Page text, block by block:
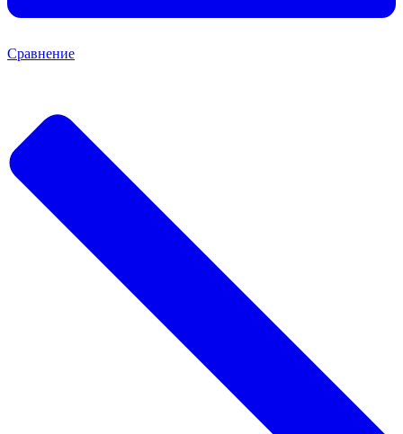
Сравнение